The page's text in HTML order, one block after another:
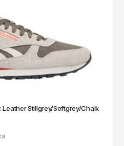
Stillgrey/Softgrey/Chalk